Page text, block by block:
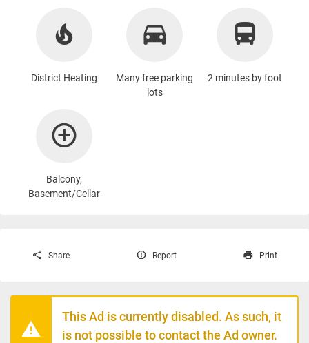
District Heating
Many free parking
lots
2 minutes by foot
Balcony,
Basement/Cellar
Share Report Print
This Ad is currently disabled. As such, it
is not possible to contact the Ad owner.